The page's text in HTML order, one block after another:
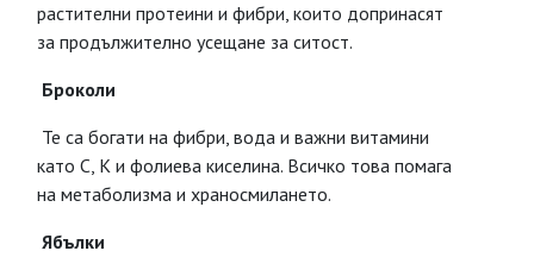
растителни протеини и фибри, които допринасят
за продължително усещане за ситост.
Броколи
Те са богати на фибри, вода и важни витамини
като C, K и фолиева киселина. Всичко това помага
на метаболизма и храносмилането.
Ябълки